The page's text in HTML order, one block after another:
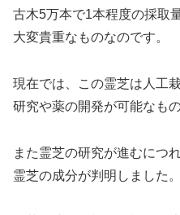
古木5万本で1本程度の採取
大変貴重なものなのです。
現在では、この霊芝は人工
研究や薬の開発が可能なも
また霊芝の研究が進むにつれ
霊芝の成分が判明しました。